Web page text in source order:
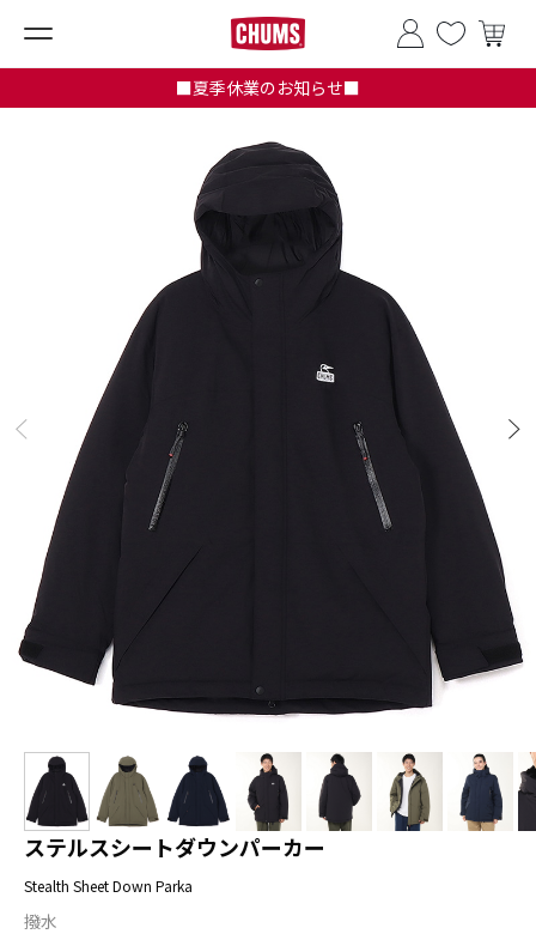
■夏季休業のお知らせ■
ステルスシートダウンパーカー
Stealth Sheet Down Parka
撥水